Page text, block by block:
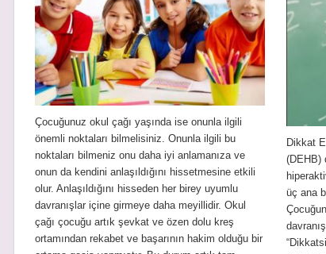
Çocuğunuz okul çağı yaşında ise onunla ilgili
önemli noktaları bilmelisiniz. Onunla ilgili bu
noktaları bilmeniz onu daha iyi anlamanıza ve
onun da kendini anlaşıldığını hissetmesine etkili
olur. Anlaşıldığını hisseden her birey uyumlu
davranışlar içine girmeye daha meyillidir. Okul
çağı çocuğu artık şevkat ve özen dolu kreş
ortamından rekabet ve başarının hakim olduğu bir
Dikkat
(DEHB)
üç ana